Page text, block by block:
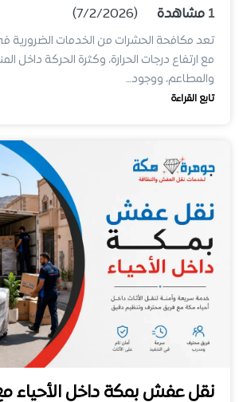
1 مشاهدة (7/2/2026)
تعد مكافحة الحشرات من الخدمات الضرورية
مع ارتفاع درجات الحرارة، وكثرة الحركة داخل
والمطاعم، ووجود…
تابع القراءة
نقل عفش بمكة داخل الأحياء